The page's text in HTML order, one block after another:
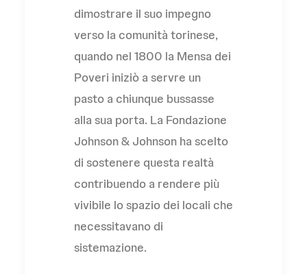
dimostrare il suo impegno
verso la comunità torinese,
quando nel 1800 la Mensa dei
Poveri iniziò a servre un
pasto a chiunque bussasse
alla sua porta. La Fondazione
Johnson & Johnson ha scelto
di sostenere questa realtà
contribuendo a rendere più
vivibile lo spazio dei locali che
necessitavano di
sistemazione.